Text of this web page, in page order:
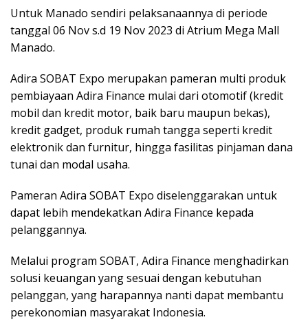
Untuk Manado sendiri pelaksanaannya di periode
tanggal 06 Nov s.d 19 Nov 2023 di Atrium Mega Mall
Manado.
Adira SOBAT Expo merupakan pameran multi produk
pembiayaan Adira Finance mulai dari otomotif (kredit
mobil dan kredit motor, baik baru maupun bekas),
kredit gadget, produk rumah tangga seperti kredit
elektronik dan furnitur, hingga fasilitas pinjaman dana
tunai dan modal usaha.
Pameran Adira SOBAT Expo diselenggarakan untuk
dapat lebih mendekatkan Adira Finance kepada
pelanggannya.
Melalui program SOBAT, Adira Finance menghadirkan
solusi keuangan yang sesuai dengan kebutuhan
pelanggan, yang harapannya nanti dapat membantu
perekonomian masyarakat Indonesia.